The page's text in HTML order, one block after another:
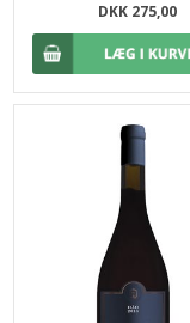
DKK 275,00